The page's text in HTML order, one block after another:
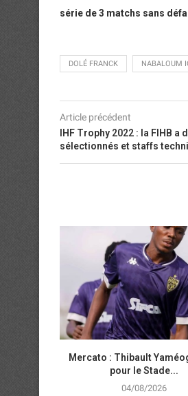
série de 3 matchs sans
DOLÉ FRANCK NABALOUM
Article précédent
IHF Trophy 2022 : la FIHB
sélectionnés et staffs
Mercato : Thibault
pour le Stade...
04/08/2026